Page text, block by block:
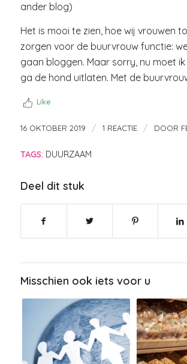
ander blog)
Het is mooi te zien, hoe wij vrouwen
zorgen voor de buurvrouw functie:
gaan bloggen. Maar sorry, nu moet ik
ga de hond uitlaten. Met de
Like
16 OKTOBER 2019 / 1 REACTIE / DOOR
TAGS: DUURZAAM
Deel dit stuk
Misschien ook iets voor u